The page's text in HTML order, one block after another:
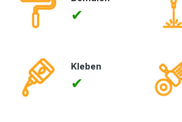
✔
Kleben
✔